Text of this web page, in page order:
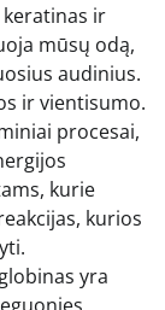
keratinas ir
mūsų odą,
audinius.
ir vientisumo.
procesai,
kurie
kurios
yra